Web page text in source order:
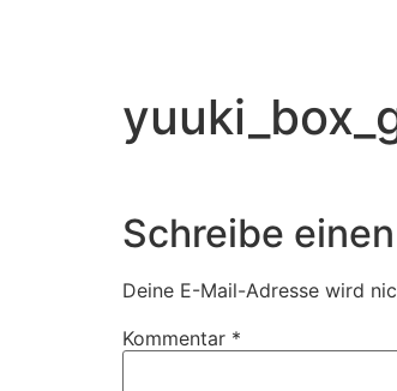
Schreibe
Deine E-Mail-Adresse wird
Kommentar *